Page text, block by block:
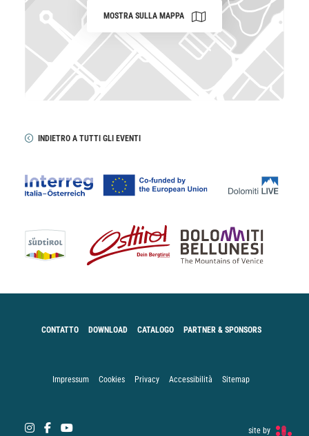
MOSTRA SULLA MAPPA
INDIETRO A TUTTI GLI EVENTI
CONTATTO DOWNLOAD CATALOGO PARTNER & SPONSORS
Impressum Cookies Privacy Accessibilità Sitemap
site by